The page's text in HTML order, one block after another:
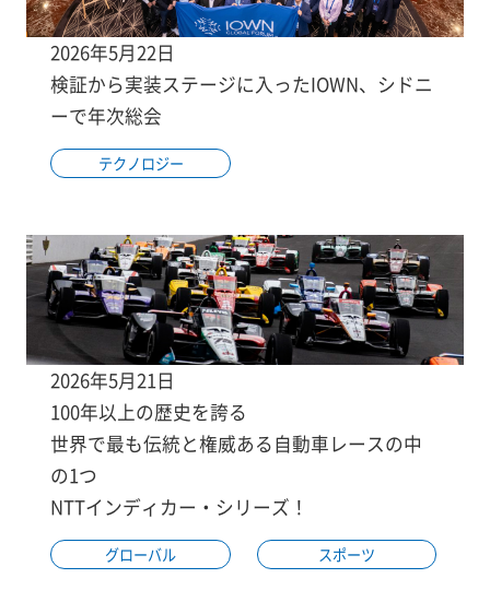
2026年5月22日
検証から実装ステージに入ったIOWN、シドニ
ーで年次総会
テクノロジー
2026年5月21日
100年以上の歴史を誇る
世界で最も伝統と権威ある自動車レースの中
の1つ
NTTインディカー・シリーズ！
グローバル スポーツ